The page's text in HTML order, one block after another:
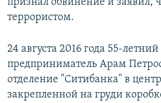
признал обвинение и заявил,
террористом.
24 августа 2016 года 55-
предприниматель Арам
отделение "Ситибанка" в
закрепленной на груди